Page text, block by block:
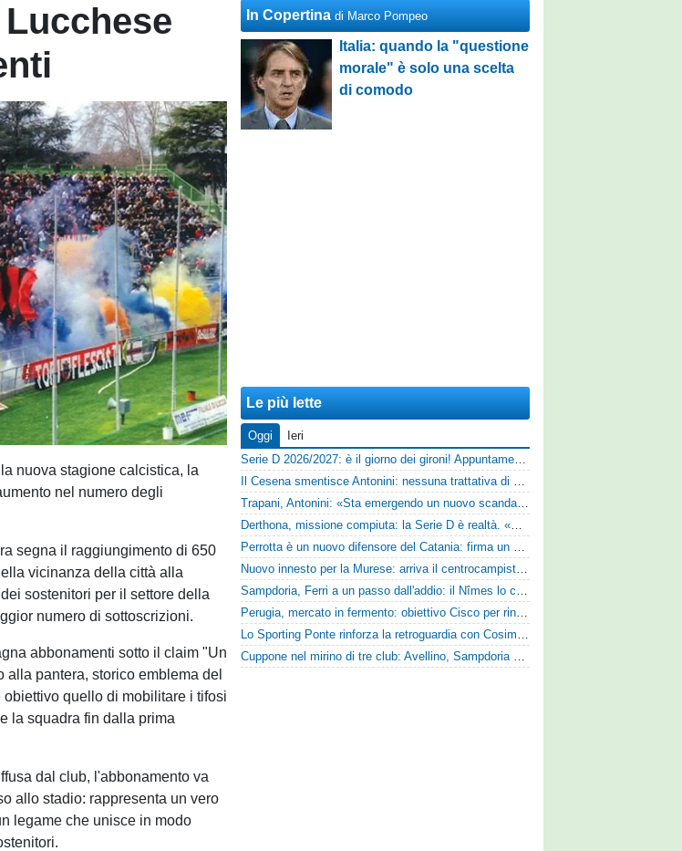
nuova stagione calcistica, la
nel numero degli
segna il raggiungimento di 650
vicinanza della città alla
sostenitori per il settore della
numero di sottoscrizioni.
abbonamenti sotto il claim "Un
pantera, storico emblema del
quello di mobilitare i tifosi
la squadra fin dalla prima
dal club, l'abbonamento va
allo stadio: rappresenta un vero
legame che unisce in modo
In Copertina di Marco Pompeo
Italia: quando la "questione
morale" è solo una scelta
di comodo
Le più lette
Oggi
Ieri
Serie D 2026/2027: è il giorno dei gironi! Appuntamento fissato
Il Cesena smentisce Antonini: nessuna trattativa di cessione
Trapani, Antonini: «Sta emergendo un nuovo scandalo»
Derthona, missione compiuta: la Serie D è realtà. «Siamo una società seria»
Perrotta è un nuovo difensore del Catania: firma un contratto annuale
Nuovo innesto per la Murese: arriva il centrocampista Tomas Acosta
Sampdoria, Ferri a un passo dall'addio: il Nîmes lo cerca
Perugia, mercato in fermento: obiettivo Cisco per rinforzare la fascia
Lo Sporting Ponte rinforza la retroguardia con Cosimo Michele Rotondi
Cuppone nel mirino di tre club: Avellino, Sampdoria e Vicenza sull'attaccante dell'Entella